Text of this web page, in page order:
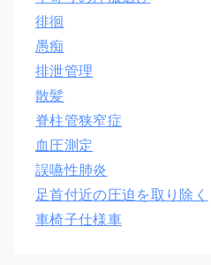
徘徊
愚痴
排泄管理
散髪
脊柱管狭窄症
血圧測定
誤嚥性肺炎
足首付近の圧迫を取り除く
車椅子仕様車